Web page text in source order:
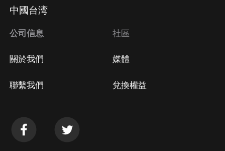
中國台湾
公司信息
關於我們
聯繫我們
社區
媒體
兌換權益